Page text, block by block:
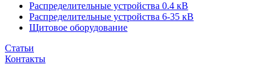
Распределительные устройства 0.4 кВ
Распределительные устройства 6-35 кВ
Щитовое оборудование
Статьи
Контакты